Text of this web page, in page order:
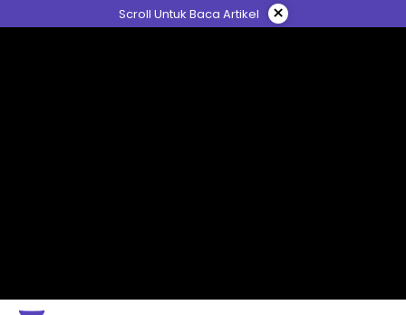
ke
Scroll Untuk Baca Artikel ×